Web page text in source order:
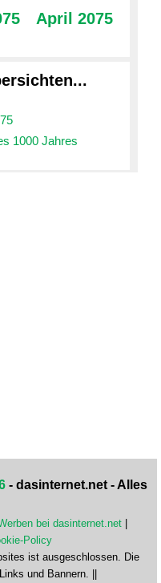
April 2075
1000 Jahres
- dasinternet.net - Alles
bei dasinternet.net
Policy
ist ausgeschlossen. Die
und Bannern. ||